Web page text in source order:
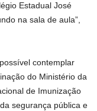
Estadual José
na sala de aula”,
contemplar
do Ministério da
de Imunização
segurança pública e